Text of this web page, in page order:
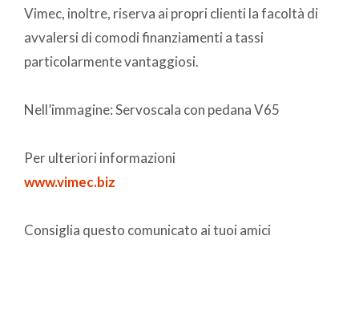
Vimec, inoltre, riserva ai propri clienti la facoltà di
avvalersi di comodi finanziamenti a tassi
particolarmente vantaggiosi.
Nell’immagine: Servoscala con pedana V65
Per ulteriori informazioni
www.vimec.biz
Consiglia questo comunicato ai tuoi amici